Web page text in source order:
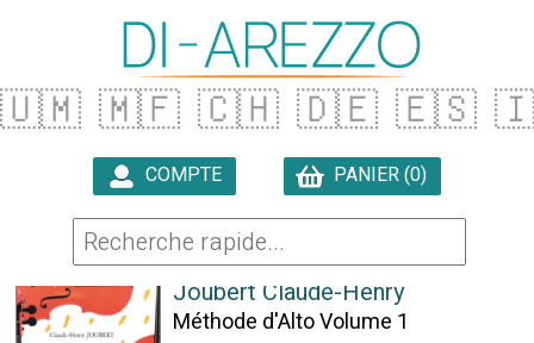
🇺🇲 🇲🇫 🇨🇭 🇩🇪 🇪🇸
COMPTE PANIER (0)
91 ARTICLES TROUVÉS
Joubert Claude-Henry
Méthode d'Alto Volume 1